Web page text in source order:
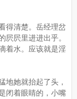
清楚。岳经理岔
屄屄里进进出乎。
着水。应该就是淫
她就抬起了头，
闭着眼睛的，小嘴